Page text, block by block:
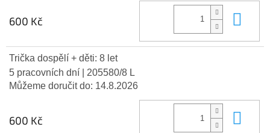
600 Kč
Trička dospělí + děti: 8 let
5 pracovních dní
| 205580/8 L
Můžeme doručit do: 14.8.2026
600 Kč